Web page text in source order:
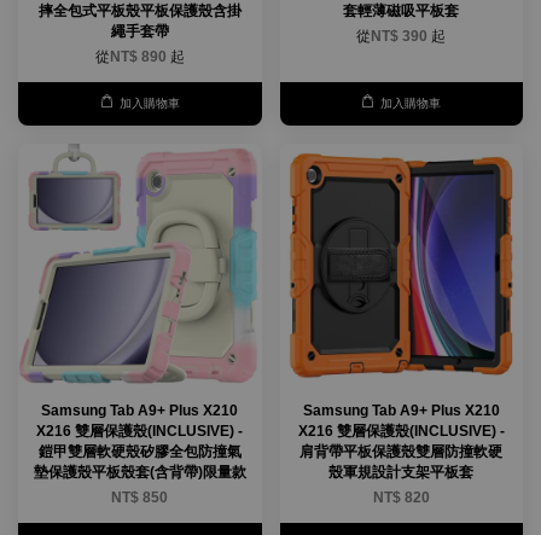
摔全包式平板殼平板保護殼含掛
繩手套帶
從 NT$ 890 起
加入購物車
套輕薄磁吸平板套
從 NT$ 390 起
加入購物車
Samsung Tab A9+ Plus X210
X216 雙層保護殼(INCLUSIVE) -
鎧甲雙層軟硬殼矽膠全包防撞氣
墊保護殼平板殼套(含背帶)限量款
NT$ 850
Samsung Tab A9+ Plus X210
X216 雙層保護殼(INCLUSIVE) -
肩背帶平板保護殼雙層防撞軟硬
殼軍規設計支架平板套
NT$ 820